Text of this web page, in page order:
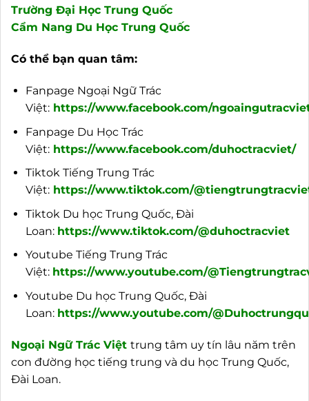
Trường Đại Học Trung Quốc
Cẩm Nang Du Học Trung Quốc
Có thể bạn quan tâm:
Fanpage Ngoại Ngữ Trác
Việt: https://www.facebook.com/
Fanpage Du Học Trác
Việt: https://www.facebook.com/duhoctracviet/
Tiktok Tiếng Trung Trác
Việt: https://www.tiktok.com/
Tiktok Du học Trung Quốc, Đài
Loan: https://www.tiktok.com/@duhoctracviet
Youtube Tiếng Trung Trác
Việt: https://www.youtube.com/
Youtube Du học Trung Quốc, Đài
Loan: https://www.youtube.com/
Ngoại Ngữ Trác Việt trung tâm uy tín lâu năm trên
con đường học tiếng trung và du học Trung Quốc,
Đài Loan.